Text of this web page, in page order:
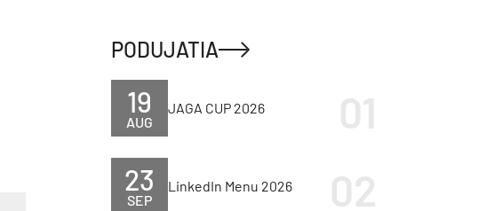
PODUJATIA
AUG
19 JAGA CUP 2026
SEP
23 LinkedIn Menu 2026